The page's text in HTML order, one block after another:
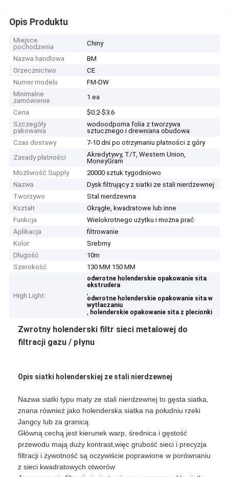
Opis Produktu
Miejsce
pochodzenia
Chiny
Nazwa handlowa
BM
Orzecznictwo
CE
Numer modelu
FM-DW
Minimalne
zamówienie
1 ea
Cena
$0.2-$3.6
Szczegóły
pakowania
wodoodporna folia z tworzywa
sztucznego i drewniana obudowa
Czas dostawy
7-10 dni po otrzymaniu płatności z góry
Zasady płatności
Akredytywy, T/T, Western Union,
MoneyGram
Możliwość Supply
20000 sztuk tygodniowo
Nazwa
Dysk filtrujący z siatki ze stali nierdzewnej
Tworzywo
Stal nierdzewna
Kształt
Okrągłe, kwadratowe lub inne
Funkcja
Wielokrotnego użytku i można prać
Aplikacja
filtrowanie
Kolor
Srebrny
Długość
10m
Szerokość
130 MM 150 MM
High Light:
odwrotne holenderskie opakowanie sita
ekstrudera
,
odwrotne holenderskie opakowanie sita w
wytłaczaniu
, holenderskie opakowanie sita z plecionki
Zwrotny holenderski filtr sieci metalowej do
filtracji gazu / płynu
Opis siatki holenderskiej ze stali nierdzewnej
Nazwa siatki typu maty ze stali nierdzewnej to gęsta siatka,
znana również jako holenderska siatka na południu rzeki
Jangcy lub za granicą.
Główną cechą jest kierunek warp, średnica i gęstość
przewodu mają duży kontrast,więc grubość sieci i precyzja
filtracji i żywotność są oczywiście poprawione w porównaniu
z sieci kwadratowych otworów